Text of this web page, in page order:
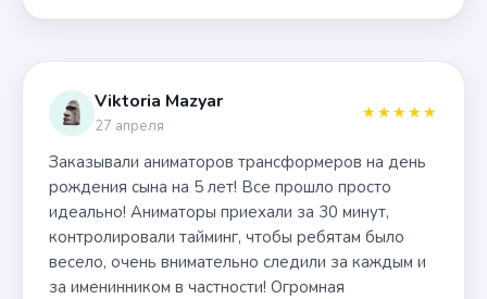
Viktoria Mazyar
27 апреля
★★★★★
Заказывали аниматоров трансформеров на день
рождения сына на 5 лет! Все прошло просто
идеально! Аниматоры приехали за 30 минут,
контролировали тайминг, чтобы ребятам было
весело, очень внимательно следили за каждым и
за именинником в частности! Огромная